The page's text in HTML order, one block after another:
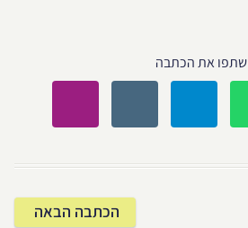
שתפו את הכתבה
הכתבה הבאה